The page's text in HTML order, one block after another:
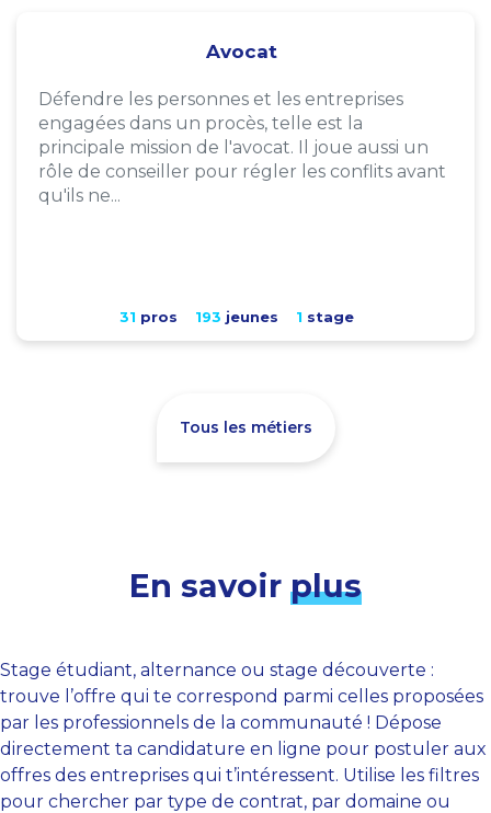
Avocat
Défendre les personnes et les entreprises
engagées dans un procès, telle est la
principale mission de l'avocat. Il joue aussi un
rôle de conseiller pour régler les conflits avant
qu'ils ne...
31 pros 193 jeunes 1 stage
Tous les métiers
En savoir plus
Stage étudiant, alternance ou stage découverte :
trouve l’offre qui te correspond parmi celles proposées
par les professionnels de la communauté ! Dépose
directement ta candidature en ligne pour postuler aux
offres des entreprises qui t’intéressent. Utilise les filtres
pour chercher par type de contrat, par domaine ou